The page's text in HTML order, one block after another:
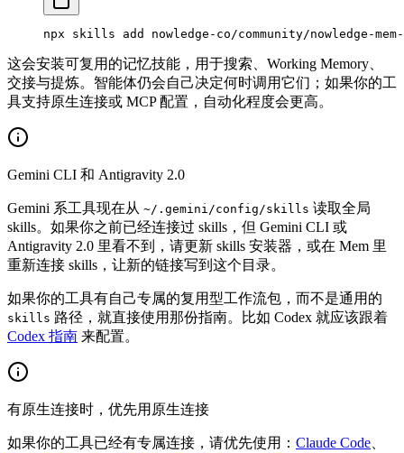
npx skills add nowledge-co/community/nowledge-
这会安装可复用的记忆技能，用于搜索、Working Memory、
交接与提炼。智能体仍会自己决定何时调用它们；如果你的工
具支持原生连接或 MCP 配置，自动化程度会更高。
Gemini CLI 和 Antigravity 2.0
Gemini 系工具现在从 ~/.gemini/config/skills 读取全局
skills。如果你之前已经连接过 skills，但 Gemini CLI 或
Antigravity 2.0 里看不到，请更新 skills 安装器，或在 Mem 里
重新连接 skills，让新的链接写到这个目录。
如果你的工具有自己专属的复用型工作流包，而不是通用的
skills 路径，就直接使用那份指南。比如 Codex 就应该跟着
Codex 指南 来配置。
有原生连接时，优先用原生连接
如果你的工具已经有专属连接，请优先使用： Claude Code